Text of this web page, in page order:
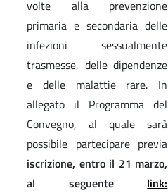
volte alla prevenzione
primaria e secondaria delle
infezioni sessualmente
trasmesse, delle dipendenze
e delle malattie rare. In
allegato il Programma del
Convegno, al quale sarà
possibile partecipare previa
iscrizione, entro il 21 marzo,
al seguente link: